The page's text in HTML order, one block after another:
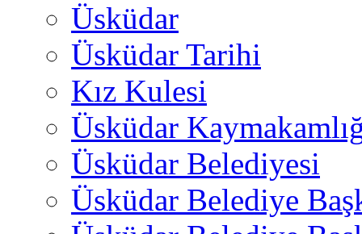
Üsküdar
Üsküdar Tarihi
Kız Kulesi
Üsküdar
Üsküdar Belediyesi
Üsküdar Belediye